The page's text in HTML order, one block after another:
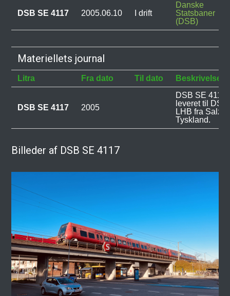
DSB SE 4117 2005.06.10 I drift
Danske
Statsbaner
(DSB)
Materiellets journal
Litra Fra dato Til dato Beskrivelse
DSB SE 4117 2005
DSB SE 4117
leveret til
LHB fra
Tyskland.
Billeder af DSB SE 4117